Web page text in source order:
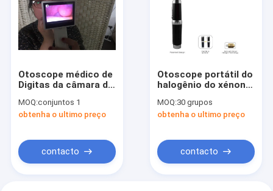
Otoscope médico de
Digitas da câmara de
da endoscopia
OTORRINOLARINGOLÓGICA
LCD
MOQ:conjuntos 1
obtenha o ultimo preço
contacto
Otoscope portátil do
halogênio do xénon
Ophthalmoscope do
Otoscope de Digitas
MOQ:30 grupos
obtenha o ultimo preço
contacto